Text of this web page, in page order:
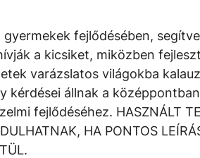
fejlődésében,
a kicsiket, miközben
varázslatos világokba
kérdései állnak a
fejlődéséhez. HASZNÁLT
HA PONTOS